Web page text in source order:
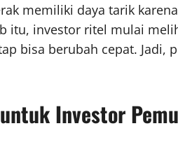
memiliki daya tarik
itu, investor ritel mulai
bisa berubah cepat. Jadi,
Investor